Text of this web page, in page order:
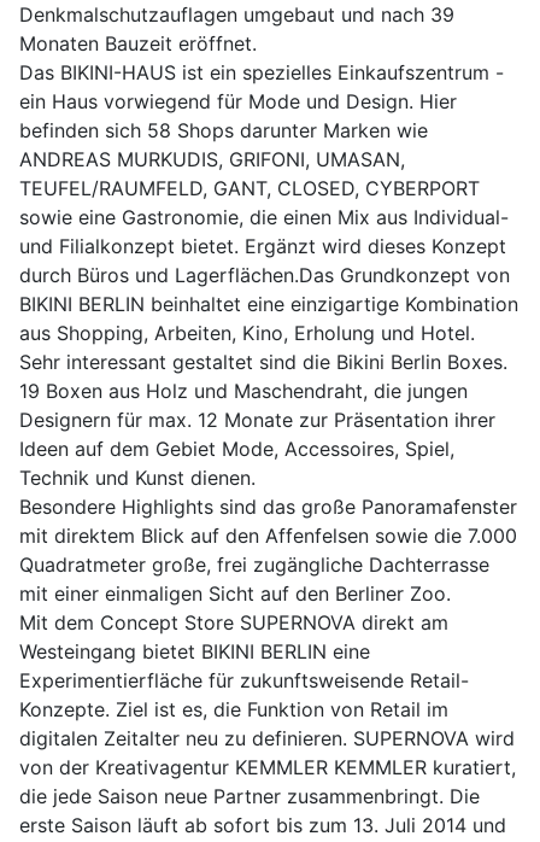
Denkmalschutzauflagen umgebaut und nach 39
Monaten Bauzeit eröffnet.
Das BIKINI-HAUS ist ein spezielles Einkaufszentrum -
ein Haus vorwiegend für Mode und Design. Hier
befinden sich 58 Shops darunter Marken wie
ANDREAS MURKUDIS, GRIFONI, UMASAN,
TEUFEL/RAUMFELD, GANT, CLOSED, CYBERPORT
sowie eine Gastronomie, die einen Mix aus Individual-
und Filialkonzept bietet. Ergänzt wird dieses Konzept
durch Büros und Lagerflächen.Das Grundkonzept von
BIKINI BERLIN beinhaltet eine einzigartige Kombination
aus Shopping, Arbeiten, Kino, Erholung und Hotel.
Sehr interessant gestaltet sind die Bikini Berlin Boxes.
19 Boxen aus Holz und Maschendraht, die jungen
Designern für max. 12 Monate zur Präsentation ihrer
Ideen auf dem Gebiet Mode, Accessoires, Spiel,
Technik und Kunst dienen.
Besondere Highlights sind das große Panoramafenster
mit direktem Blick auf den Affenfelsen sowie die 7.000
Quadratmeter große, frei zugängliche Dachterrasse
mit einer einmaligen Sicht auf den Berliner Zoo.
Mit dem Concept Store SUPERNOVA direkt am
Westeingang bietet BIKINI BERLIN eine
Experimentierfläche für zukunftsweisende Retail-
Konzepte. Ziel ist es, die Funktion von Retail im
digitalen Zeitalter neu zu definieren. SUPERNOVA wird
von der Kreativagentur KEMMLER KEMMLER kuratiert,
die jede Saison neue Partner zusammenbringt. Die
erste Saison läuft ab sofort bis zum 13. Juli 2014 und